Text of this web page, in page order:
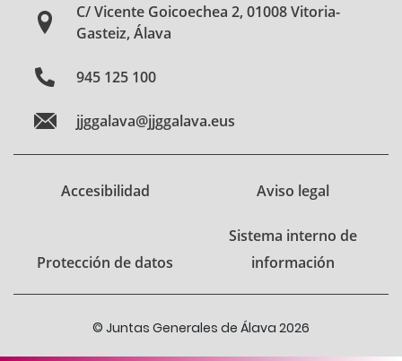
C/ Vicente Goicoechea 2, 01008 Vitoria-
Gasteiz, Álava
945 125 100
jjggalava@jjggalava.eus
Accesibilidad Aviso legal
Protección de datos
Sistema interno de
información
© Juntas Generales de Álava 2026